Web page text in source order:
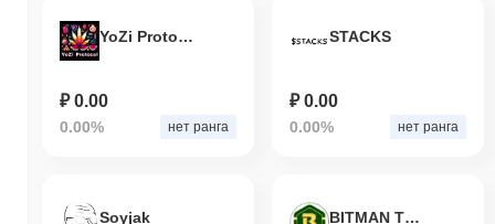
YoZi Protocol
₽ 0.00
0.00% нет ранга
STACKS
₽ 0.00
0.00% нет ранга
Soyjak BITMAN TOKEN